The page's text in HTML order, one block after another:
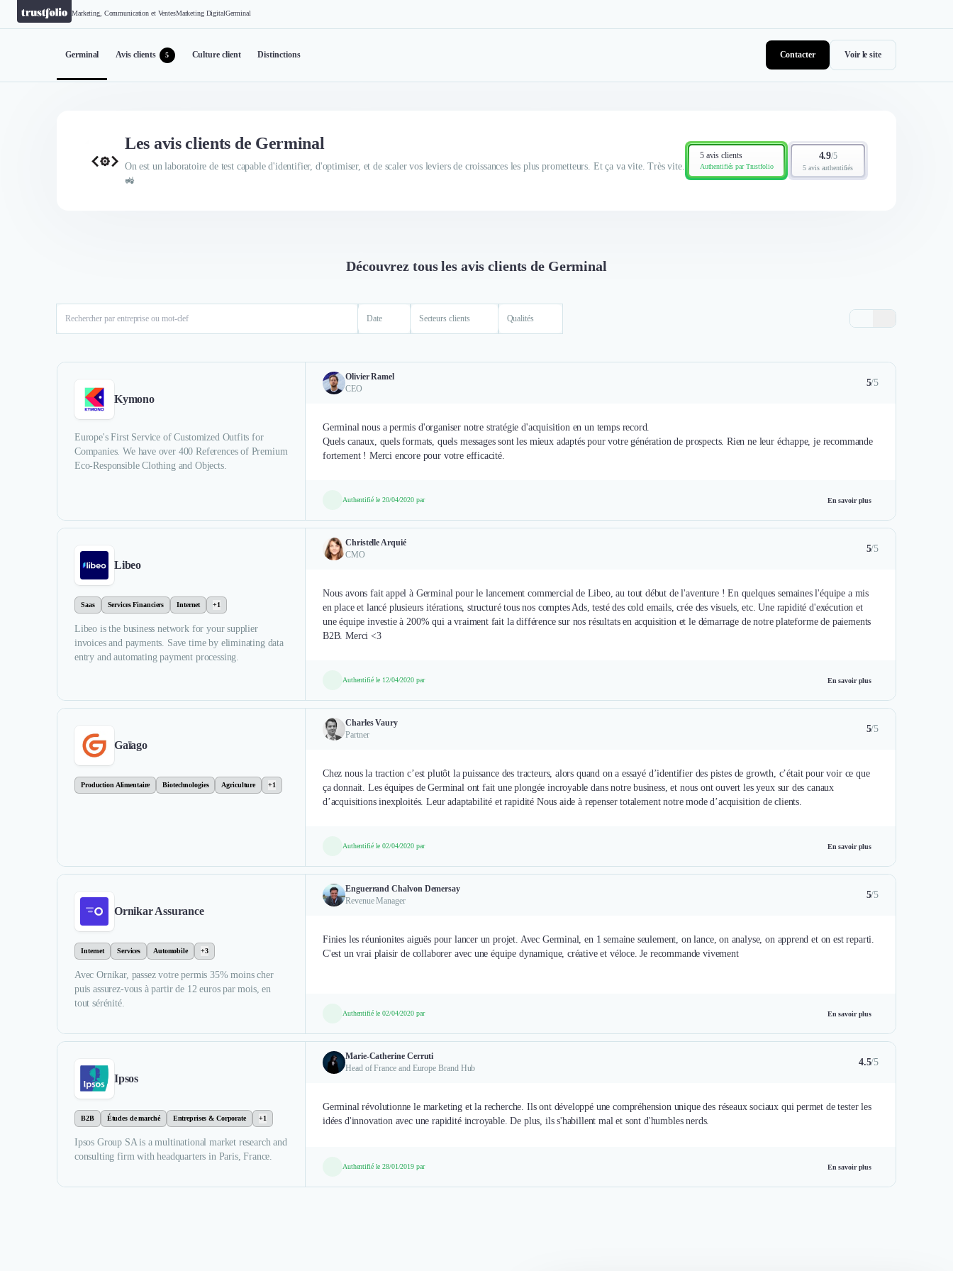
Marketing, Communication et VentesMarketing DigitalGerminal
Contacter Voir le site
Germinal Avis clients 5 Culture client Distinctions
Les avis clients de Germinal
On est un laboratoire de test capable d'identifier, d'optimiser, et de scaler vos leviers de croissances les plus prometteurs. Et ça va vite. Très vite.
🚜
5 avis clients
Authentifiés par Trustfolio
4.9/5
5 avis authentifiés
Découvrez tous les avis clients de Germinal
Date Secteurs clients Qualités
Kymono
Europe's First Service of Customized Outfits for
Companies. We have over 400 References of Premium
Eco-Responsible Clothing and Objects.
Olivier Ramel
CEO
5/5
Germinal nous a permis d'organiser notre stratégie d'acquisition en un temps record.
Quels canaux, quels formats, quels messages sont les mieux adaptés pour votre génération de prospects. Rien ne leur échappe, je recommande
fortement ! Merci encore pour votre efficacité.
Authentifié le 20/04/2020 par En savoir plus
Libeo
Saas Services Financiers Internet +1
Libeo is the business network for your supplier
invoices and payments. Save time by eliminating data
entry and automating payment processing.
Christelle Arquié
CMO
5/5
Nous avons fait appel à Germinal pour le lancement commercial de Libeo, au tout début de l'aventure ! En quelques semaines l'équipe a mis
en place et lancé plusieurs itérations, structuré tous nos comptes Ads, testé des cold emails, crée des visuels, etc. Une rapidité d'exécution et
une équipe investie à 200% qui a vraiment fait la différence sur nos résultats en acquisition et le démarrage de notre plateforme de paiements
B2B. Merci <3
Authentifié le 12/04/2020 par En savoir plus
Gaïago
Production Alimentaire Biotechnologies Agriculture +1
Charles Vaury
Partner
5/5
Chez nous la traction c’est plutôt la puissance des tracteurs, alors quand on a essayé d’identifier des pistes de growth, c’était pour voir ce que
ça donnait. Les équipes de Germinal ont fait une plongée incroyable dans notre business, et nous ont ouvert les yeux sur des canaux
d’acquisitions inexploités. Leur adaptabilité et rapidité Nous aide à repenser totalement notre mode d’acquisition de clients.
Authentifié le 02/04/2020 par En savoir plus
Ornikar Assurance
Internet Services Automobile +3
Avec Ornikar, passez votre permis 35% moins cher
puis assurez-vous à partir de 12 euros par mois, en
tout sérénité.
Enguerrand Chalvon Demersay
Revenue Manager
5/5
Finies les réunionites aiguës pour lancer un projet. Avec Germinal, en 1 semaine seulement, on lance, on analyse, on apprend et on est reparti.
C'est un vrai plaisir de collaborer avec une équipe dynamique, créative et véloce. Je recommande vivement
Authentifié le 02/04/2020 par En savoir plus
Ipsos
B2B Études de marché Entreprises & Corporate +1
Ipsos Group SA is a multinational market research and
consulting firm with headquarters in Paris, France.
Marie-Catherine Cerruti
Head of France and Europe Brand Hub
4.5/5
Germinal révolutionne le marketing et la recherche. Ils ont développé une compréhension unique des réseaux sociaux qui permet de tester les
idées d'innovation avec une rapidité incroyable. De plus, ils s'habillent mal et sont d'humbles nerds.
Authentifié le 28/01/2019 par En savoir plus